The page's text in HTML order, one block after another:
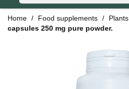
Home Food supplements Plants
capsules 250 mg pure powder.